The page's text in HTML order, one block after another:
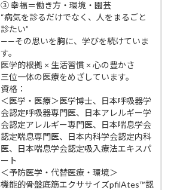
③ 幸福＝働き方・環境・園芸
“病気を診るだけでなく、人をまるごと
診たい”
——その思いを胸に、学びを続けていま
す。
医学的根拠 × 生活習慣 × 心の豊かさ
三位一体の医療をめざしています。
資格：
＜医学・医療＞医学博士、日本呼吸器学
会認定呼吸器専門医、日本アレルギー学
会認定アレルギー専門医、日本喘息学会
認定喘息専門医、日本内科学会認定内科
医、日本喘息学会認定吸入療法エキスパ
ート
＜予防医学・代替医療・環境＞
機能的骨盤底筋エクササイズpfilAtes™認